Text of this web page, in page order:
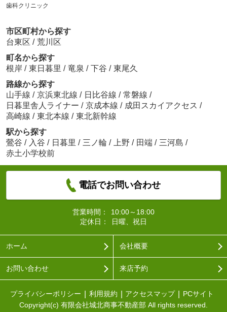
歯科クリニック
市区町村から探す
台東区 / 荒川区
町名から探す
根岸 / 東日暮里 / 竜泉 / 下谷 / 東尾久
路線から探す
山手線 / 京浜東北線 / 日比谷線 / 常磐線 /
日暮里舎人ライナー / 京成本線 / 成田スカイアクセス /
高崎線 / 東北本線 / 東北新幹線
駅から探す
鶯谷 / 入谷 / 日暮里 / 三ノ輪 / 上野 / 田端 / 三河島 /
赤土小学校前
電話でお問い合わせ
営業時間：
10:00～18:00
定休日：
日曜、祝日
ホーム 会社概要
お問い合わせ 来店予約
プライバシーポリシー 利用規約 アクセスマップ
PCサイト
Copyright(c) 有限会社城北商事不動産部 All rights reserved.